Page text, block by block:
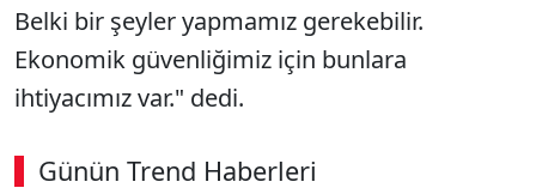
Belki bir şeyler yapmamız gerekebilir.
Ekonomik güvenliğimiz için bunlara
ihtiyacımız var." dedi.
Günün Trend Haberleri